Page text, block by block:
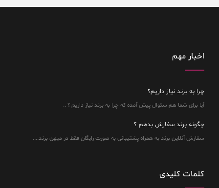
اخبار مهم
چرا به برند نیاز داریم؟
آیا برای شما هم سئوال پیش آمده که چرا به برند نیاز داریم ؟ ..
چگونه برند سفارش بدهم ؟
سفارش آنلاین برند به همراه پشتیبانی به صورت رایگان فقط در میهن برند....
کلمات کلیدی